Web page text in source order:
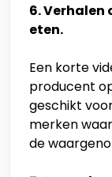
6. Verhalen
eten.
Een korte
producent
geschikt
merken
de